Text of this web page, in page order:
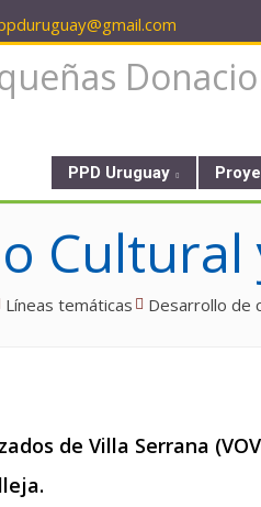
PPD Uruguay
Cultural
Líneas temáticas Desarrollo de
de Villa Serrana